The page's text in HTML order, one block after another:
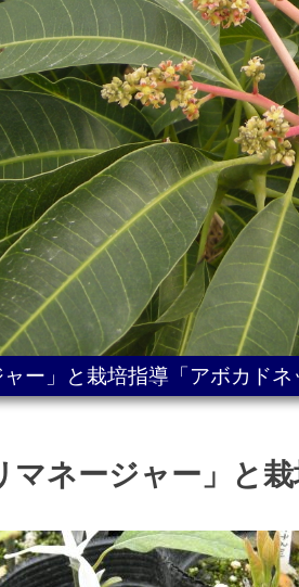
ー」と栽培指導「アボカド
マネージャー」と